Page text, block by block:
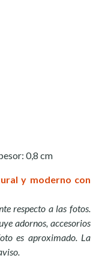
0,8 cm
y moderno con
respecto a las fotos.
adornos, accesorios
es aproximado. La